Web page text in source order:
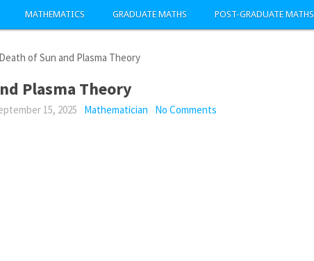
MATHEMATICS GRADUATE MATHS POST-GRADUATE MATHS
Death of Sun and Plasma Theory
Plasma Theory
15, 2025 Mathematician No Comments